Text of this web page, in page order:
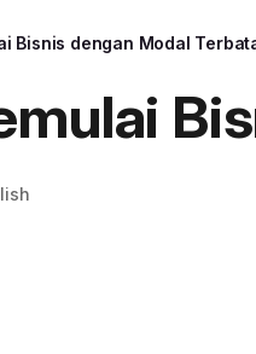
Bisnis dengan Modal